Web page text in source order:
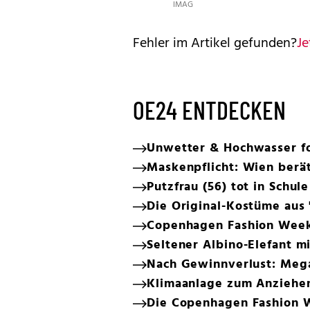
IMAGES
Fehler im Artikel gefunden?
OE24 ENTDECKEN
Unwetter & Hochwasser
Maskenpflicht: Wien
Putzfrau (56) tot in
Die Original-Kostüme
Copenhagen Fashion
Seltener Albino-Elefant
Nach Gewinnverlust:
Klimaanlage zum
Die Copenhagen